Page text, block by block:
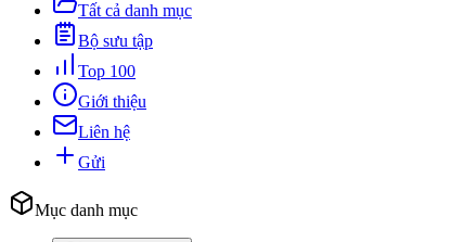
Tất cả danh mục
Bộ sưu tập
Top 100
Giới thiệu
Liên hệ
Gửi
Mục danh mục